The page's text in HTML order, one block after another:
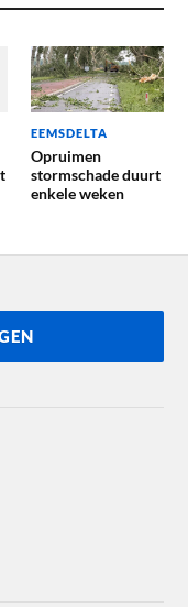
EEMSDELTA
Opruimen
stormschade duurt
enkele weken